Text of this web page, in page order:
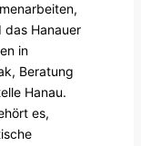
das Hanauer
in
Beratung
Hanau.
es,